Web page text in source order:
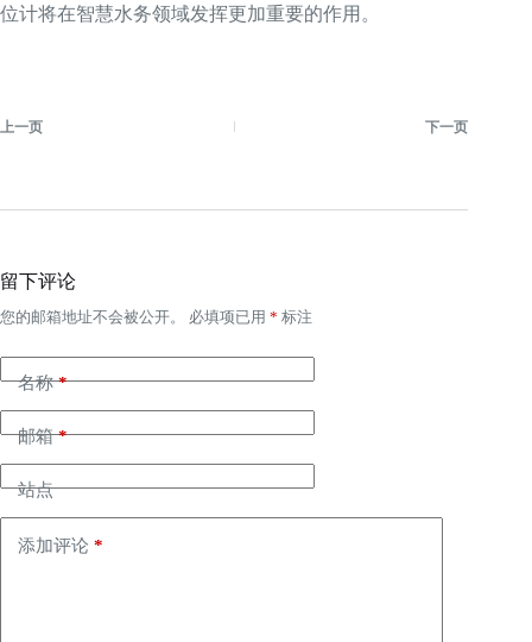
位计将在智慧水务领域发挥更加重要的作用。
上一页 下一页
留下评论
您的邮箱地址不会被公开。 必填项已用 * 标注
名称*
邮箱*
站点
添加评论 *